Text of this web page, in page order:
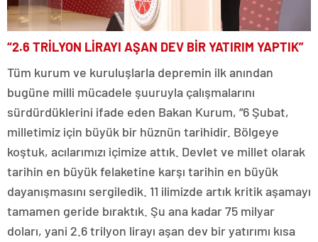
“2.6 TRİLYON LİRAYI AŞAN DEV BİR YATIRIM YAPTIK”
Tüm kurum ve kuruluşlarla depremin ilk anından
bugüne milli mücadele şuuruyla çalışmalarını
sürdürdüklerini ifade eden Bakan Kurum, “6 Şubat,
milletimiz için büyük bir hüznün tarihidir. Bölgeye
koştuk, acılarımızı içimize attık. Devlet ve millet olarak
tarihin en büyük felaketine karşı tarihin en büyük
dayanışmasını sergiledik. 11 ilimizde artık kritik aşamayı
tamamen geride bıraktık. Şu ana kadar 75 milyar
doları, yani 2.6 trilyon lirayı aşan dev bir yatırımı kısa